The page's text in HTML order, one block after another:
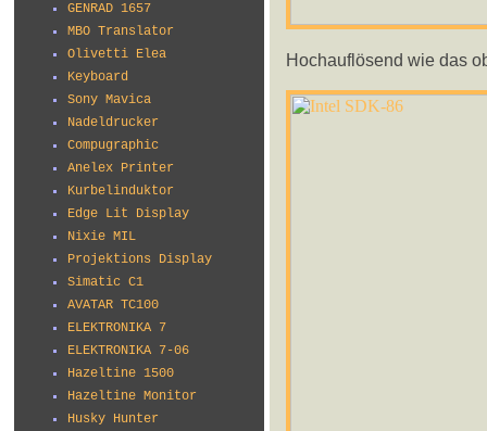
GENRAD 1657
MBO Translator
Olivetti Elea
Keyboard
Sony Mavica
Nadeldrucker
Compugraphic
Anelex Printer
Kurbelinduktor
Edge Lit Display
Nixie MIL
Projektions Display
Simatic C1
AVATAR TC100
ELEKTRONIKA 7
ELEKTRONIKA 7-06
Hazeltine 1500
Hazeltine Monitor
Husky Hunter
Hochauflösend wie das